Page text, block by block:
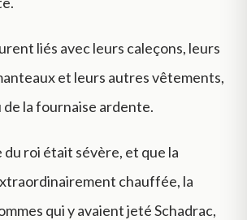
liés avec leurs caleçons, leurs
et leurs autres vêtements,
de la fournaise ardente.
du roi était sévère, et que la
chauffée, la
qui y avaient jeté Schadrac,